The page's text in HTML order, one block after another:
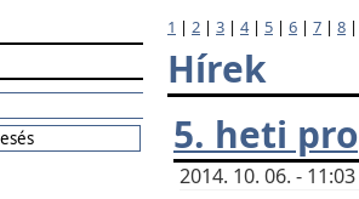
1 | 2 | 3 | 4| 5 | 6 | 7 | 8
Hírek
5. heti
2014. 10. 06. -